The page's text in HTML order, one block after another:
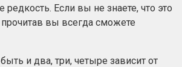
Если вы не знаете, что это
вы всегда сможете
и два, три, четыре зависит от